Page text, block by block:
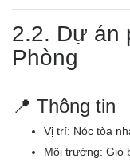
2.2. Dự án
Phòng
📍 Thông tin
Vị trí: Nóc tòa
Môi trường: Gió